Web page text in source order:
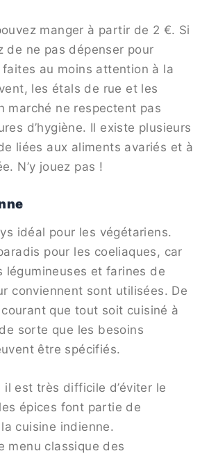
manger à partir de 2 €. Si
de ne pas dépenser pour
faites au moins attention à la
les étals de rue et les
marché ne respectent pas
d’hygiène. Il existe plusieurs
liées aux aliments avariés et à
N’y jouez pas !
idéal pour les végétariens.
pour les coeliaques, car
légumineuses et farines de
conviennent sont utilisées. De
que tout soit cuisiné à
sorte que les besoins
être spécifiés.
il est très difficile d’éviter le
épices font partie de
la cuisine indienne.
menu classique des